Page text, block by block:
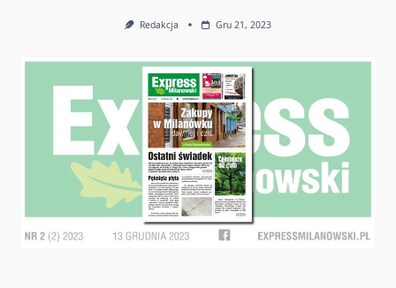
Redakcja Gru 21, 2023